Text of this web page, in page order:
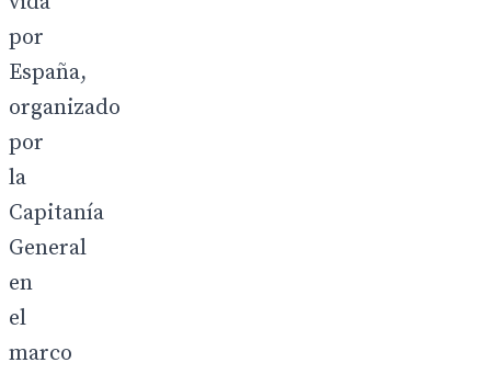
por
España,
organizado
por
la
Capitanía
General
en
el
marco